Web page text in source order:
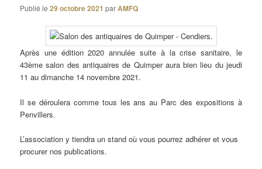
Publié le29 octobre 2021 parAMFQ
Après une édition 2020 annulée suite à la crise sanitaire, le
43ème salon des antiquaires de Quimper aura bien lieu du jeudi
11 au dimanche 14 novembre 2021.
Il se déroulera comme tous les ans au Parc des expositions à
Penvillers.
L’association y tiendra un stand où vous pourrez adhérer et vous
procurer nos publications.